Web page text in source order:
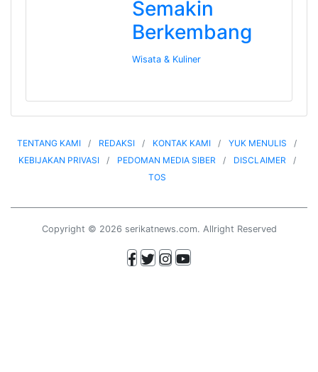
Semakin
Berkembang
Wisata & Kuliner
TENTANG KAMI REDAKSI KONTAK KAMI
YUK MENULIS
KEBIJAKAN PRIVASI
PEDOMAN MEDIA SIBER
DISCLAIMER
TOS
Copyright © 2026 serikatnews.com. Allright Reserved